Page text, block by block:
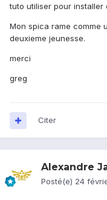
tuto utiliser pour installer
Mon spica rame comme
deuxieme jeunesse.
merci
greg
Citer
Alexandre
Posté(e) 24